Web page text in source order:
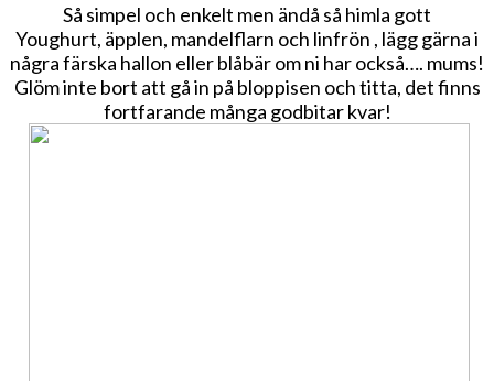
Så simpel och enkelt men ändå så himla gott
Youghurt, äpplen, mandelflarn och linfrön , lägg gärna i
några färska hallon eller blåbär om ni har också…. mums!
Glöm inte bort att gå in på bloppisen och titta, det finns
fortfarande många godbitar kvar!